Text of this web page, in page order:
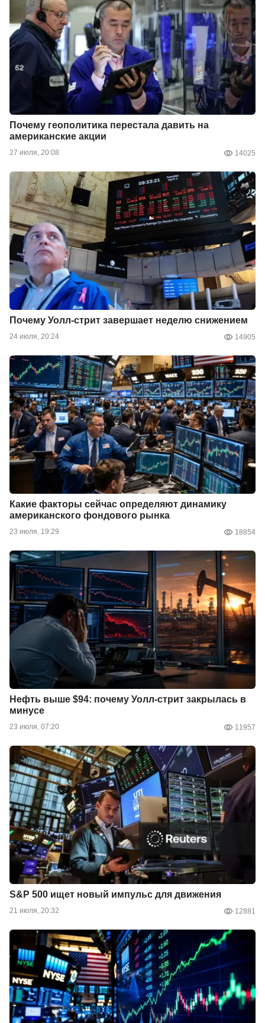
Почему геополитика перестала давить на
американские акции
27 июля, 20:08 14025
Почему Уолл-стрит завершает неделю снижением
24 июля, 20:24 14905
Какие факторы сейчас определяют динамику
американского фондового рынка
23 июля, 19:29 18854
Нефть выше $94: почему Уолл-стрит закрылась в
минусе
23 июля, 07:20 11957
S&P 500 ищет новый импульс для движения
21 июля, 20:32 12881